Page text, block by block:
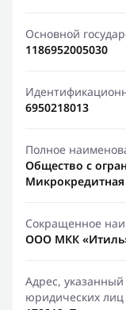
Основной
1186952005030
6950218013
Полное
Общество с
Сокращенное
ООО МКК
Адрес,
юридических лиц